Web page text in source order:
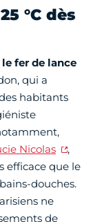
°C dès
fer de lance
qui a
habitants
Nicolas
,
efficace que le
douches.
ne
de